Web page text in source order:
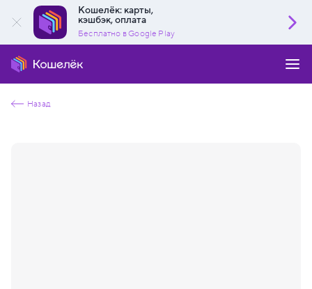
Кошелёк: карты,
кэшбэк, оплата
Бесплатно в Google Play
Назад